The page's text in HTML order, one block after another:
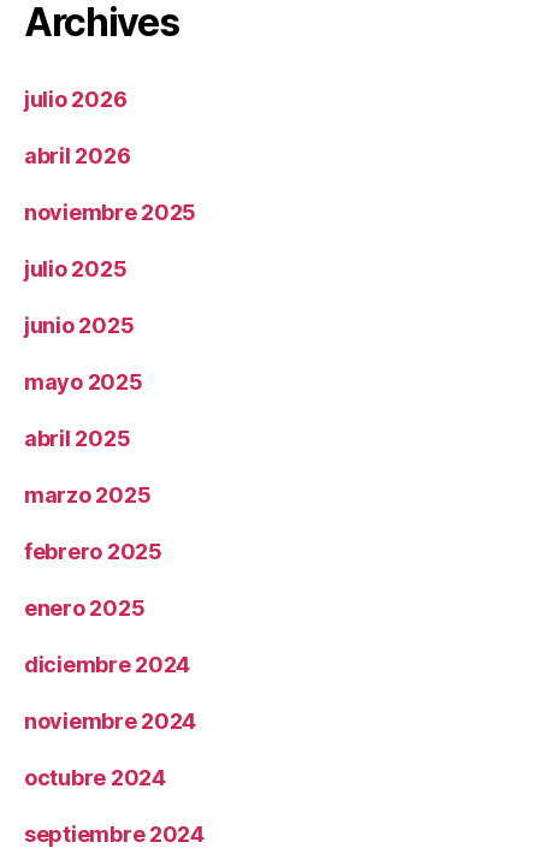
Archives
julio 2026
abril 2026
noviembre 2025
julio 2025
junio 2025
mayo 2025
abril 2025
marzo 2025
febrero 2025
enero 2025
diciembre 2024
noviembre 2024
octubre 2024
septiembre 2024